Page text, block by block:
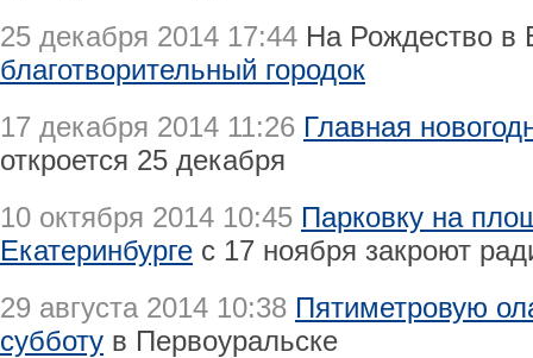
25 декабря 2014 17:44 На Рождество в
благотворительный городок
17 декабря 2014 11:26 Главная
откроется 25 декабря
10 октября 2014 10:45 Парковку на
Екатеринбурге с 17 ноября закроют
29 августа 2014 10:38 Пятиметровую
субботу в Первоуральске